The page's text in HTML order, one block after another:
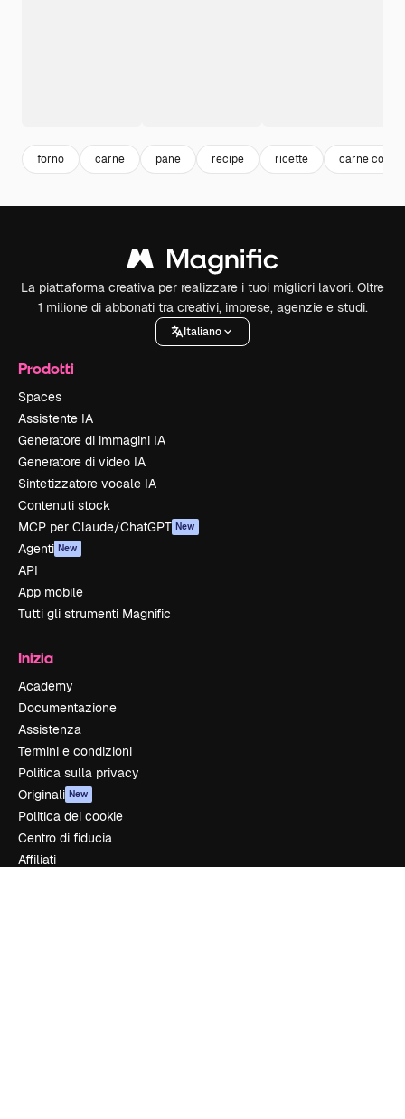
forno carne pane recipe ricette carne cotta
La piattaforma creativa per realizzare i tuoi migliori lavori. Oltre
1 milione di abbonati tra creativi, imprese, agenzie e studi.
Italiano
Prodotti
Spaces
Assistente IA
Generatore di immagini IA
Generatore di video IA
Sintetizzatore vocale IA
Contenuti stock
MCP per Claude/ChatGPT New
Agenti New
API
App mobile
Tutti gli strumenti Magnific
Inizia
Academy
Documentazione
Assistenza
Termini e condizioni
Politica sulla privacy
Originali New
Politica dei cookie
Centro di fiducia
Affiliati